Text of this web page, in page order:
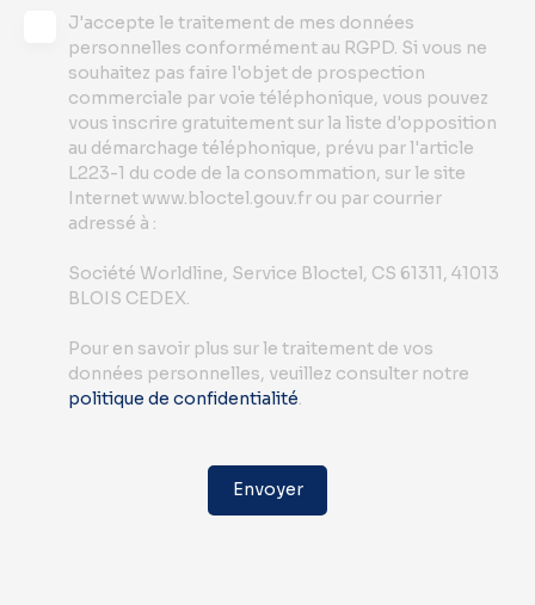
J'accepte le traitement de mes données
personnelles conformément au RGPD. Si vous ne
souhaitez pas faire l'objet de prospection
commerciale par voie téléphonique, vous pouvez
vous inscrire gratuitement sur la liste d'opposition
au démarchage téléphonique, prévu par l'article
L223-1 du code de la consommation, sur le site
Internet www.bloctel.gouv.fr ou par courrier
adressé à :
Société Worldline, Service Bloctel, CS 61311, 41013
BLOIS CEDEX.
Pour en savoir plus sur le traitement de vos
données personnelles, veuillez consulter notre
politique de confidentialité.
Envoyer